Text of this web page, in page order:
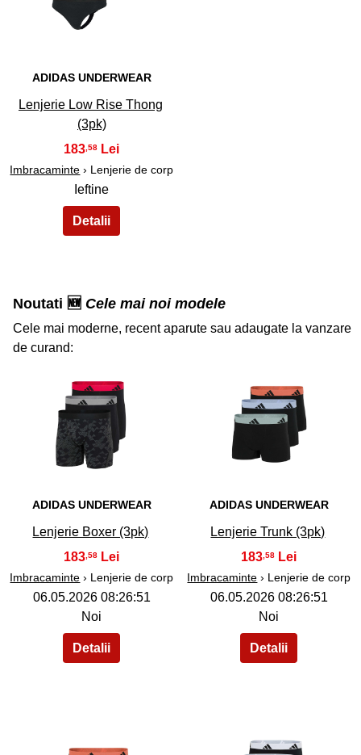
ADIDAS UNDERWEAR
Lenjerie Low Rise Thong
(3pk)
183 ,58
Imbracaminte › Lenjerie de corp
Ieftine
Noutati 🆕 Cele mai noi modele
Cele mai moderne, recent aparute sau adaugate la vanzare
de curand:
36
ADIDAS UNDERWEAR
Lenjerie Boxer (3pk)
183 ,58
Imbracaminte › Lenjerie de corp
06.05.2026 08:26:51
Noi
ADIDAS UNDERWEAR
Lenjerie Trunk (3pk)
183 ,58
Imbracaminte › Lenjerie de corp
06.05.2026 08:26:51
Noi